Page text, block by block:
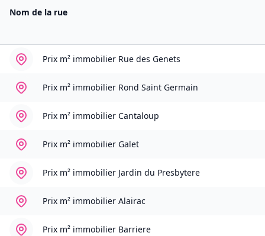
Nom de la rue
Prix m² immobilier Rue des Genets
Prix m² immobilier Rond Saint Germain
Prix m² immobilier Cantaloup
Prix m² immobilier Galet
Prix m² immobilier Jardin du Presbytere
Prix m² immobilier Alairac
Prix m² immobilier Barriere